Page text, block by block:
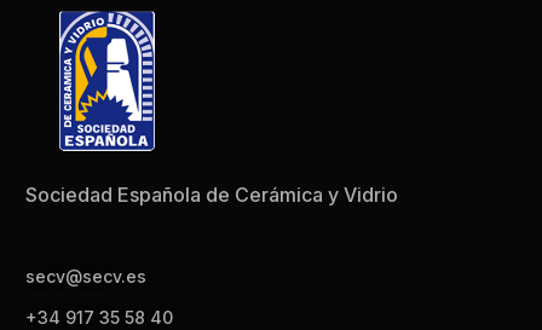
Sociedad Española de Cerámica y Vidrio
secv@secv.es
+34 917 35 58 40